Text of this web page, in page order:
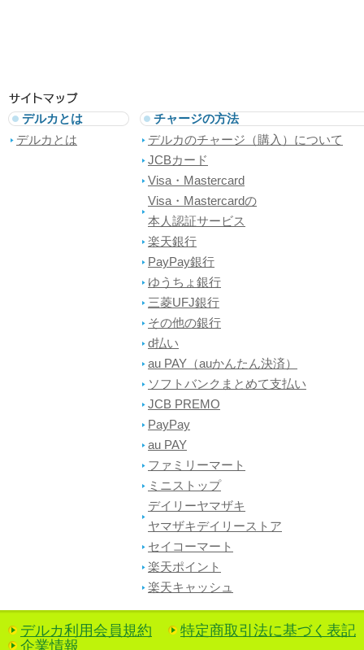
デルカとは
デルカとは
チャージの方法
デルカのチャージ（購入）について
JCBカード
Visa・Mastercard
Visa・Mastercardの
本人認証サービス
楽天銀行
PayPay銀行
ゆうちょ銀行
三菱UFJ銀行
その他の銀行
d払い
au PAY（auかんたん決済）
ソフトバンクまとめて支払い
JCB PREMO
PayPay
au PAY
ファミリーマート
ミニストップ
デイリーヤマザキ
ヤマザキデイリーストア
セイコーマート
楽天ポイント
楽天キャッシュ
デルカ利用会員規約
特定商取引法に基づく表記
企業情報